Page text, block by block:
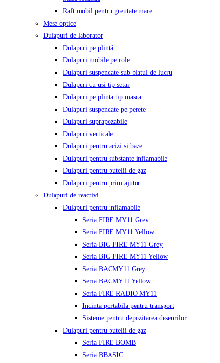
Raft mobil pentru greutate mare
Mese optice
Dulapuri de laborator
Dulapuri pe plintă
Dulapuri mobile pe role
Dulapuri suspendate sub blatul de lucru
Dulapuri cu usi tip setar
Dulapuri pe plinta tip masca
Dulapuri suspendate pe perete
Dulapuri suprapozabile
Dulapuri verticale
Dulapuri pentru acizi si baze
Dulapuri pentru substante inflamabile
Dulapuri pentru butelii de gaz
Dulapuri pentru prim ajutor
Dulapuri de reactivi
Dulapuri pentru inflamabile
Seria FIRE MY11 Grey
Seria FIRE MY11 Yellow
Seria BIG FIRE MY11 Grey
Seria BIG FIRE MY11 Yellow
Seria BACMY11 Grey
Seria BACMY11 Yellow
Seria FIRE RADIO MY11
Incinta portabila pentru transport
Sisteme pentru depozitarea deseurilor
Dulapuri pentru butelii de gaz
Seria FIRE BOMB
Seria BBASIC